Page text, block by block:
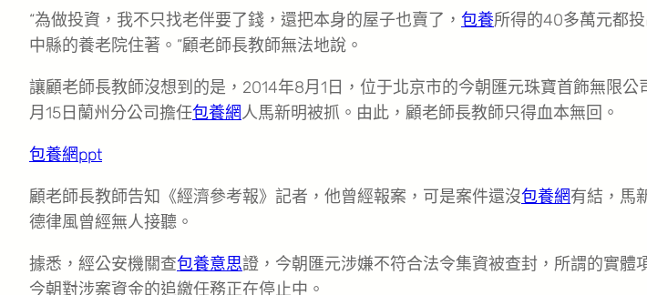
“為做投資，我不只找老伴要了錢，還把本身的屋子也賣了， 包養所得的40多萬元都
中縣的養老院住著。”顧老師長教師無法地說。
讓顧老師長教師沒想到的是，2014年8月1日，位于北京市的今朝匯元珠寶首飾無限公
月15日蘭州分公司擔任包養網人馬新明被抓。由此，顧老師長教師只得血本無回。
包養網ppt
顧老師長教師告知《經濟參考報》記者，他曾經報案，可是案件還沒包養網有結，馬
德律風曾經無人接聽。
據悉，經公安機關查包養意思證，今朝匯元涉嫌不符合法令集資被查封，所謂的實體
今朝對涉案資金的追繳任務正在停止中。